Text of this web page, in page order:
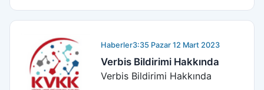
Haberler3:35 Pazar 12 Mart 2023
Verbis Bildirimi Hakkında
Verbis Bildirimi Hakkında